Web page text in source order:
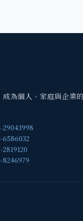
為個人、家庭與企業
29043998
6586032
2819120
8246979